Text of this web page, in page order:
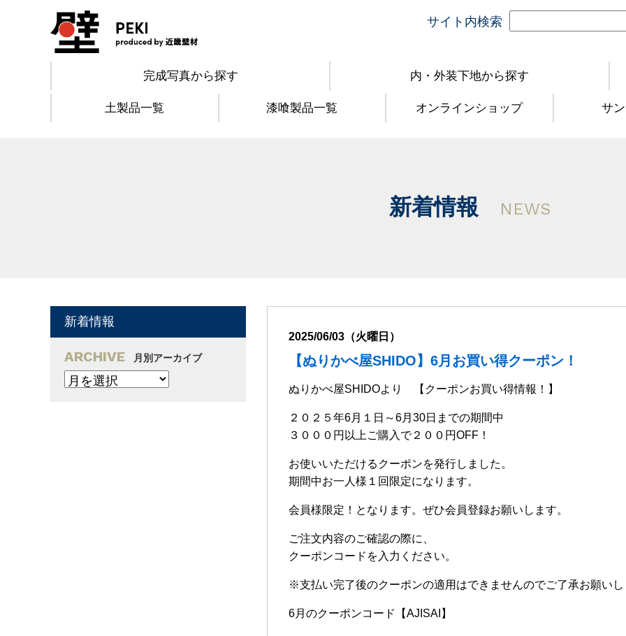
サイト内検索
完成写真から探す 内・外装下地から探す
土製品一覧 漆喰製品一覧 オンラインショップ サ
新着情報 NEWS
2025/06/03（火曜日）
【ぬりかべ屋SHIDO】6月お買い得クーポン！
ぬりかべ屋SHIDOより 【クーポンお買い得情報！】
２０２５年6月１日～6月30日までの期間中
３０００円以上ご購入で２００円OFF！
お使いいただけるクーポンを発行しました。
期間中お一人様１回限定になります。
会員様限定！ となります。ぜひ会員登録お願いします。
ご注文内容のご確認の際に、
クーポンコードを入力ください。
※支払い完了後のクーポンの適用はできませんのでご了承お願い
6月 のクーポンコード【AJISAI】
新着情報
ARCHIVE 月別アーカイブ